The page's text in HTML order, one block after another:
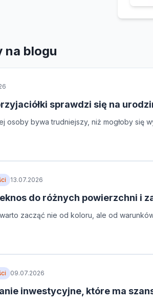
na blogu
sprawdzi się na
osoby bywa trudniejszy, niż mogłoby się
13.07.2026
do różnych powierzchni i
zacząć nie od koloru, ale od
09.07.2026
inwestycyjne, które ma